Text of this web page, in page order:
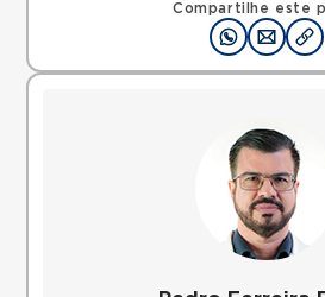
Compartilhe este